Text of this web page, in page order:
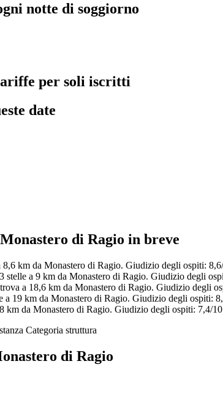
notte di soggiorno
per soli iscritti
date
di Ragio in breve
km da Monastero di Ragio. Giudizio degli ospiti:
stelle a 9 km da Monastero di Ragio. Giudizio degli
a 18,6 km da Monastero di Ragio. Giudizio degli
a 19 km da Monastero di Ragio. Giudizio degli ospiti:
km da Monastero di Ragio. Giudizio degli ospiti: 7,4/
Categoria struttura
di Ragio